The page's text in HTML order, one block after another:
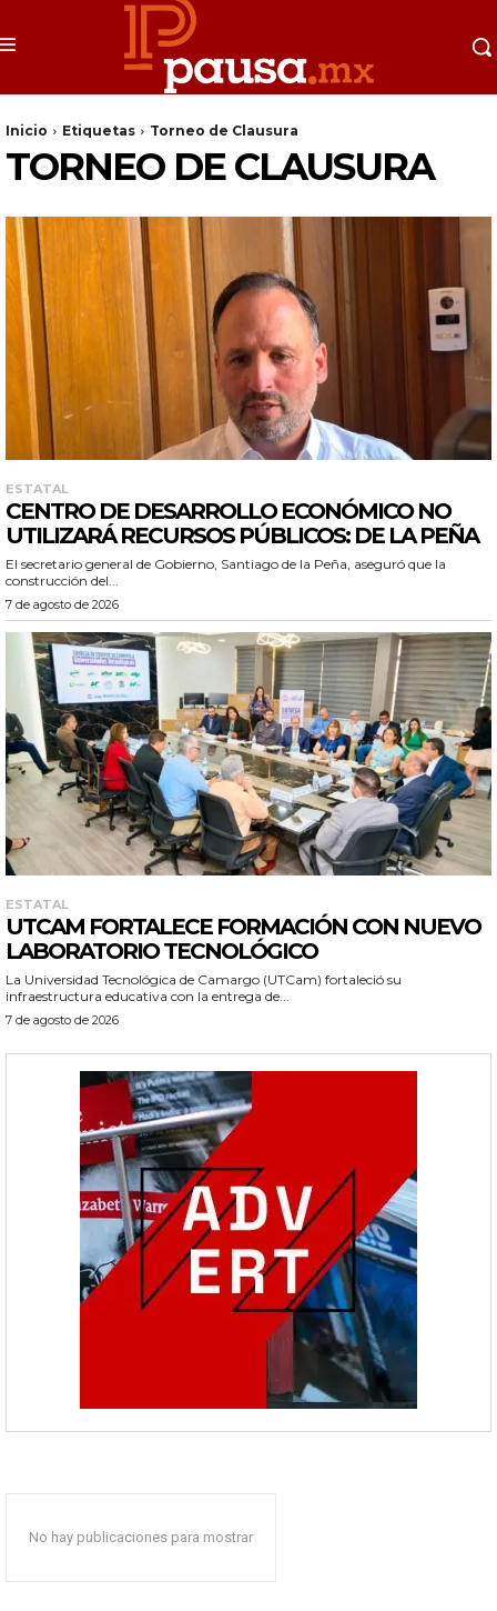
Inicio Etiquetas Torneo de Clausura
TORNEO DE CLAUSURA
ESTATAL
CENTRO DE DESARROLLO ECONÓMICO NO
UTILIZARÁ RECURSOS PÚBLICOS: DE LA PEÑA
El secretario general de Gobierno, Santiago de la Peña, aseguró que la
construcción del...
7 de agosto de 2026
ESTATAL
UTCAM FORTALECE FORMACIÓN CON NUEVO
LABORATORIO TECNOLÓGICO
La Universidad Tecnológica de Camargo (UTCam) fortaleció su
infraestructura educativa con la entrega de...
7 de agosto de 2026
No hay publicaciones para mostrar